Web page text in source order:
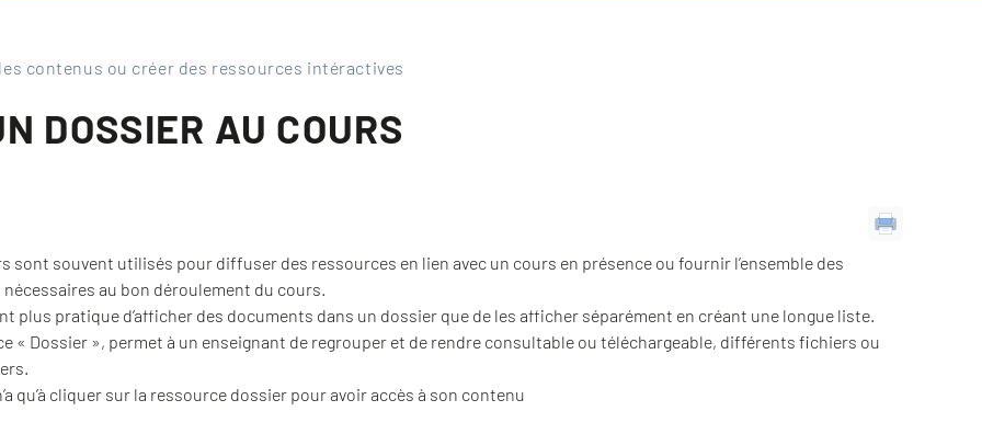
contenus ou créer des ressources intéractives
DOSSIER AU COURS
sont souvent utilisés pour diffuser des ressources en lien avec un cours en présence ou fournir l’ensemble des
au bon déroulement du cours.
plus pratique d’afficher des documents dans un dossier que de les afficher séparément en créant une longue liste.
« Dossier », permet à un enseignant de regrouper et de rendre consultable ou téléchargeable, différents fichiers ou
qu’à cliquer sur la ressource dossier pour avoir accès à son contenu